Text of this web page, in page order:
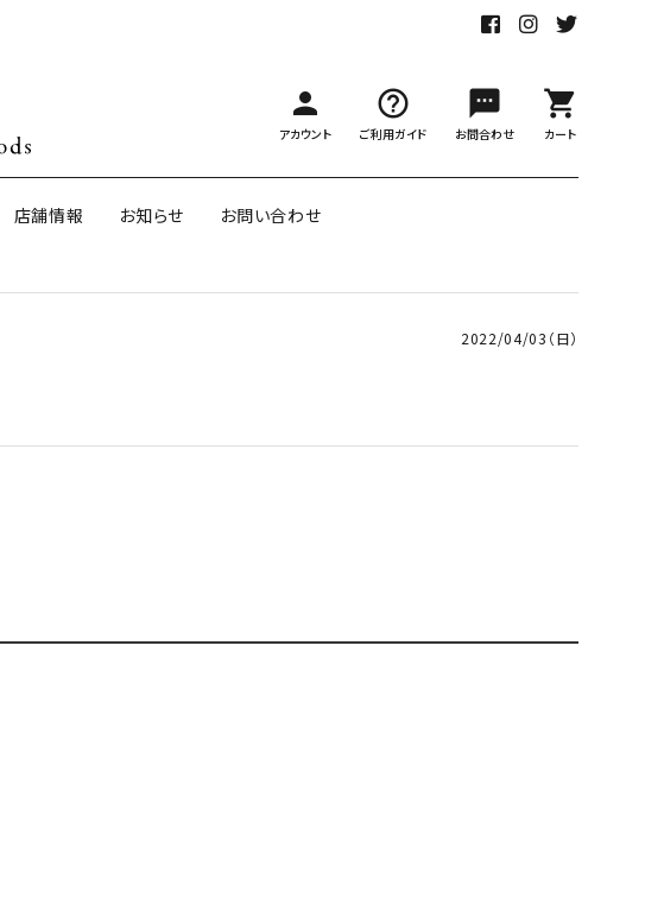
person
アカウント
help_outline
ご利用ガイド
sms
お問合わせ
shopping_cart
カート
ポートランドのリバーシブル包
店舗情報 お知らせ お問い合わせ
2022/04/03（日）